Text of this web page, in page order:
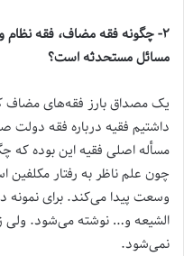
۲- چگونه فقه مضاف، فقه
مسائل مستحدثه است؟
یک مصداق بارز فقه‌های مضاف
مسأله اصلی فقیه این بوده که
چون علم ناظر به رفتار مکلفین
وسعت پیدا می‌کند. برای نمونه
الشیعه و… نوشته می‌شود. ولی
نمی‌شود.